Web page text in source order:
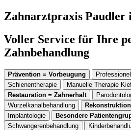
Zahnarztpraxis
Voller Service für Ihre
Zahnbehandlung
Prävention = Vorbeugung
Schienentherapie
Manuelle Therapie
Restauration = Zahnerhalt
Wurzelkanalbehandlung
Implantologie
Besondere
Schwangerenbehandlung